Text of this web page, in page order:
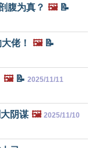
腹为真？ 🖼️📝
佬！ 🖼️📝
🖼️📝 2025/11/11
阴谋 🖼️ 2025/11/10